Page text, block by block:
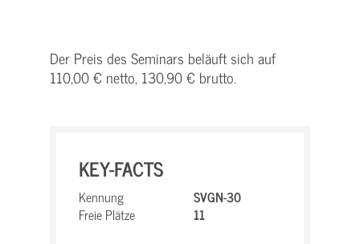
Der Preis des Seminars beläuft sich auf
110,00 € netto, 130,90 € brutto.
KEY-FACTS
Kennung
SVGN-30
Freie Plätze
11